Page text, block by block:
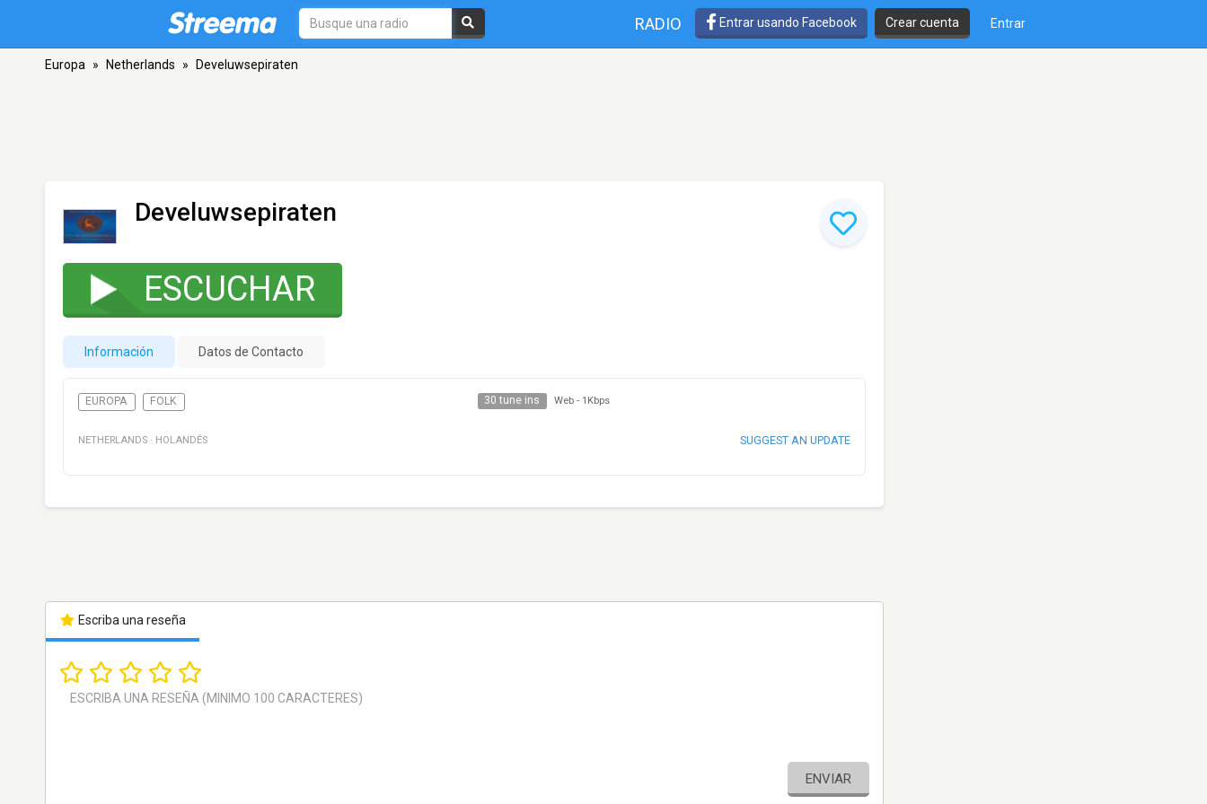
RADIO Entrar usando Facebook Crear cuenta Entrar
Europa » Netherlands » Develuwsepiraten
Develuwsepiraten
ESCUCHAR
Información Datos de Contacto
EUROPA FOLK 30 tune ins Web - 1Kbps
NETHERLANDS · HOLANDÉS SUGGEST AN UPDATE
Escriba una reseña
ENVIAR